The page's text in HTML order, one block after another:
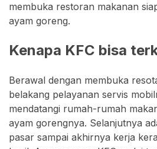
membuka restoran makanan
ayam goreng.
Kenapa KFC bisa
Berawal dengan membuka
belakang pelayanan servis
mendatangi rumah-rumah
ayam gorengnya. Selanjutnya
pasar sampai akhirnya kerja